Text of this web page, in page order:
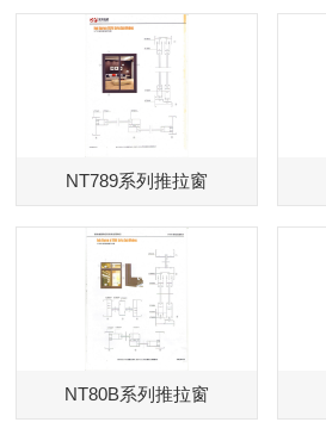
NT789系列推拉窗
NT80B系列推拉窗